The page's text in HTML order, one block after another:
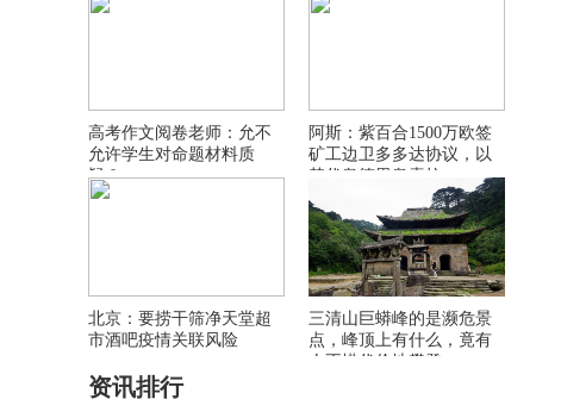
高考作文阅卷老师：允不
允许学生对命题材料质
疑？
阿斯：紫百合1500万欧签
矿工边卫多多达协议，以
替代奥德里奥索拉
北京：要捞干筛净天堂超
市酒吧疫情关联风险
三清山巨蟒峰的是濒危景
点，峰顶上有什么，竟有
人不惜代价地攀登
资讯排行